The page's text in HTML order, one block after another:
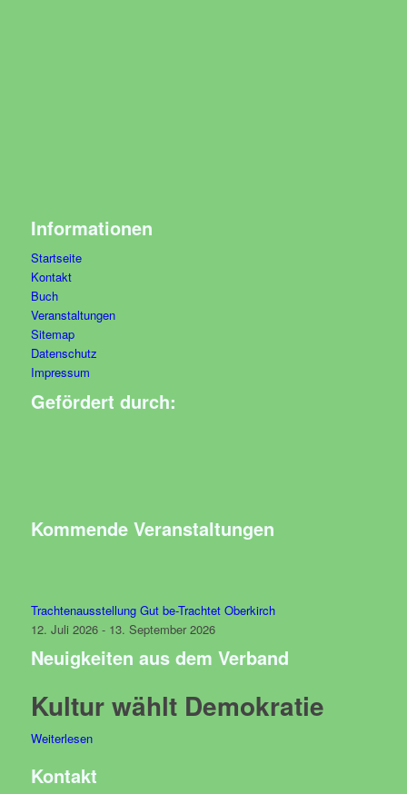
Informationen
Startseite
Kontakt
Buch
Veranstaltungen
Sitemap
Datenschutz
Impressum
Gefördert durch:
Kommende Veranstaltungen
Trachtenausstellung Gut be-Trachtet Oberkirch
12. Juli 2026 - 13. September 2026
Neuigkeiten aus dem Verband
Kultur wählt Demokratie
Weiterlesen
Kontakt